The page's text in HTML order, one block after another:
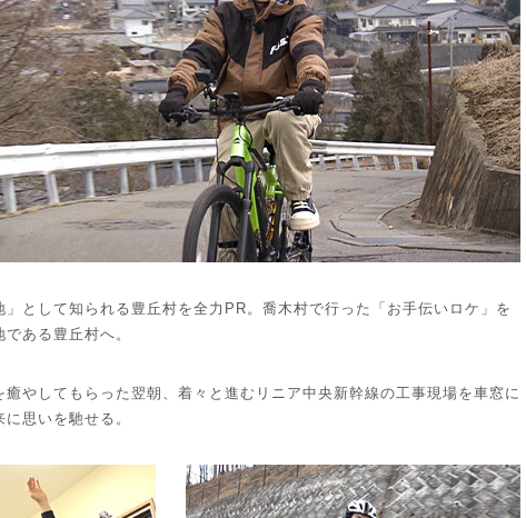
として知られる豊丘村を全力PR。喬木村で行った「お手伝いロケ」を
ある豊丘村へ。
やしてもらった翌朝、着々と進むリニア中央新幹線の工事現場を車窓に
思いを馳せる。